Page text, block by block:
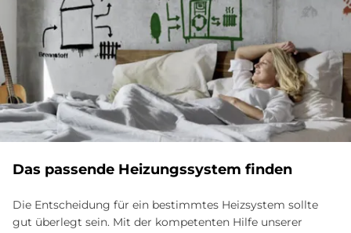
Das passende Heizungssystem finden
Die Entscheidung für ein bestimmtes Heizsystem sollte
gut überlegt sein. Mit der kompetenten Hilfe unserer